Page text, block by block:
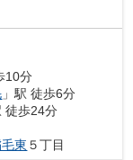
10分
」駅 徒歩6分
徒歩24分
東 ５丁目